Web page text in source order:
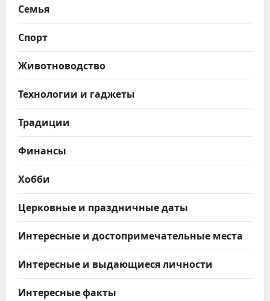
Семья
Спорт
Животноводство
Технологии и гаджеты
Традиции
Финансы
Хобби
Церковные и праздничные даты
Интересные и достопримечательные места
Интересные и выдающиеся личности
Интересные факты